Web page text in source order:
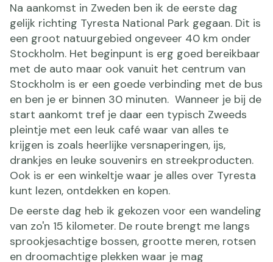
Na aankomst in Zweden ben ik de eerste dag
gelijk richting Tyresta National Park gegaan. Dit is
een groot natuurgebied ongeveer 40 km onder
Stockholm. Het beginpunt is erg goed bereikbaar
met de auto maar ook vanuit het centrum van
Stockholm is er een goede verbinding met de bus
en ben je er binnen 30 minuten. Wanneer je bij de
start aankomt tref je daar een typisch Zweeds
pleintje met een leuk café waar van alles te
krijgen is zoals heerlijke versnaperingen, ijs,
drankjes en leuke souvenirs en streekproducten.
Ook is er een winkeltje waar je alles over Tyresta
kunt lezen, ontdekken en kopen.
De eerste dag heb ik gekozen voor een wandeling
van zo'n 15 kilometer. De route brengt me langs
sprookjesachtige bossen, grootte meren, rotsen
en droomachtige plekken waar je mag